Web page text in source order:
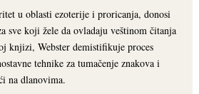
u oblasti ezoterije i proricanja, donosi
sve koji žele da ovladaju veštinom čitanja
knjizi, Webster demistifikuje proces
tehnike za tumačenje znakova i
na dlanovima.